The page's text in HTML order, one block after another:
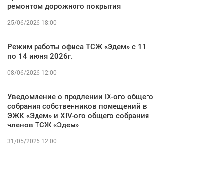
ремонтом дорожного покрытия
25/06/2026 18:00
Режим работы офиса ТСЖ «Эдем» с 11
по 14 июня 2026г.
08/06/2026 12:00
Уведомление о продлении IX-ого общего
собрания собственников помещений в
ЭЖК «Эдем» и XIV-ого общего собрания
членов ТСЖ «Эдем»
31/05/2026 12:00